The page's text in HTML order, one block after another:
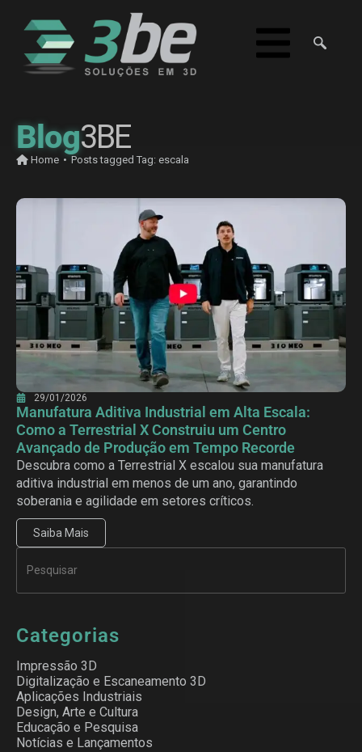
Blog3BE
Home • Posts tagged Tag: escala
29/01/2026
Manufatura Aditiva Industrial em Alta Escala:
Como a Terrestrial X Construiu um Centro
Avançado de Produção em Tempo Recorde
Descubra como a Terrestrial X escalou sua manufatura
aditiva industrial em menos de um ano, garantindo
soberania e agilidade em setores críticos.
Saiba Mais
Categorias
Impressão 3D
Digitalização e Escaneamento 3D
Aplicações Industriais
Design, Arte e Cultura
Educação e Pesquisa
Notícias e Lançamentos